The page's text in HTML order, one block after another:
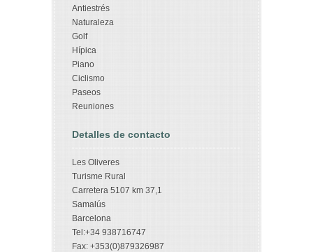
Antiestrés
Naturaleza
Golf
Hípica
Piano
Ciclismo
Paseos
Reuniones
Detalles de contacto
Les Oliveres
Turisme Rural
Carretera 5107 km 37,1
Samalús
Barcelona
Tel:+34 938716747
Fax: +353(0)879326987